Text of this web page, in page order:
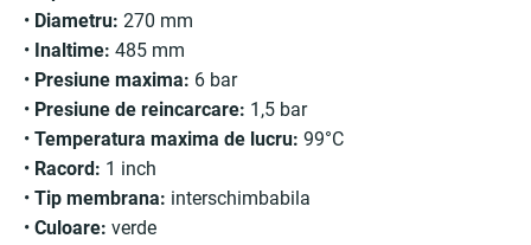
• Diametru: 270 mm
• Inaltime: 485 mm
• Presiune maxima: 6 bar
• Presiune de reincarcare: 1,5 bar
• Temperatura maxima de lucru: 99°C
• Racord: 1 inch
• Tip membrana: interschimbabila
• Culoare: verde